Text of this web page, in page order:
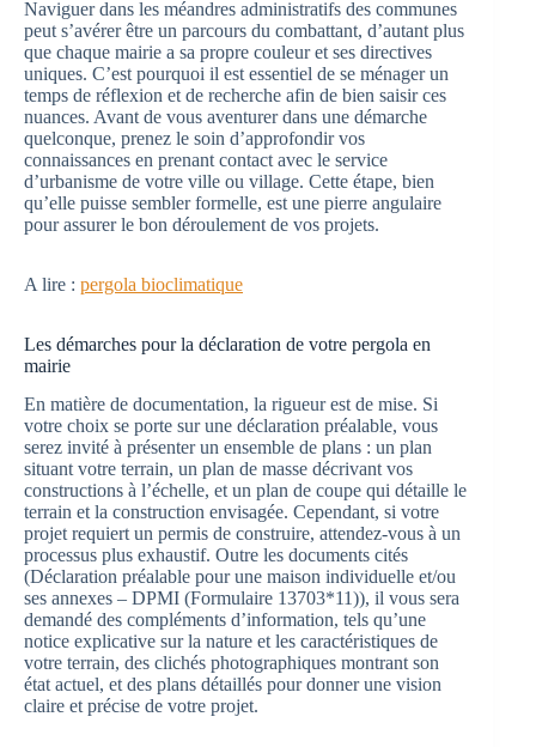
Naviguer dans les méandres administratifs des communes
peut s’avérer être un parcours du combattant, d’autant plus
que chaque mairie a sa propre couleur et ses directives
uniques. C’est pourquoi il est essentiel de se ménager un
temps de réflexion et de recherche afin de bien saisir ces
nuances. Avant de vous aventurer dans une démarche
quelconque, prenez le soin d’approfondir vos
connaissances en prenant contact avec le service
d’urbanisme de votre ville ou village. Cette étape, bien
qu’elle puisse sembler formelle, est une pierre angulaire
pour assurer le bon déroulement de vos projets.
A lire : pergola bioclimatique
Les démarches pour la déclaration de votre pergola en
mairie
En matière de documentation, la rigueur est de mise. Si
votre choix se porte sur une déclaration préalable, vous
serez invité à présenter un ensemble de plans : un plan
situant votre terrain, un plan de masse décrivant vos
constructions à l’échelle, et un plan de coupe qui détaille le
terrain et la construction envisagée. Cependant, si votre
projet requiert un permis de construire, attendez-vous à un
processus plus exhaustif. Outre les documents cités
(Déclaration préalable pour une maison individuelle et/ou
ses annexes – DPMI (Formulaire 13703*11)), il vous sera
demandé des compléments d’information, tels qu’une
notice explicative sur la nature et les caractéristiques de
votre terrain, des clichés photographiques montrant son
état actuel, et des plans détaillés pour donner une vision
claire et précise de votre projet.